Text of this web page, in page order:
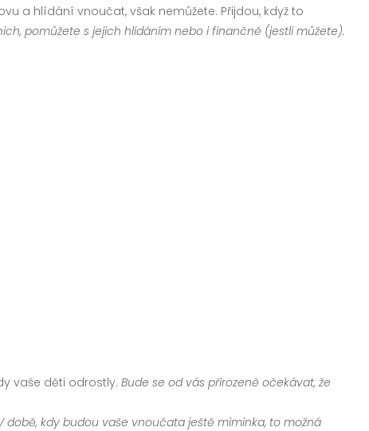
a hlídání vnoučat, však nemůžete. Přijdou, když to
pomůžete s jejich hlídáním nebo i finančně (jestli můžete).
vaše děti odrostly. Bude se od vás přirozeně očekávat, že
době, kdy budou vaše vnoučata ještě miminka, to možná